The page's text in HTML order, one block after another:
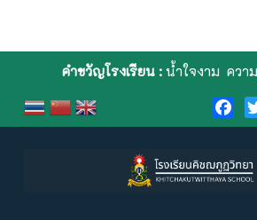
คำขวัญโรงเรียน :น้ำใจงาม คว